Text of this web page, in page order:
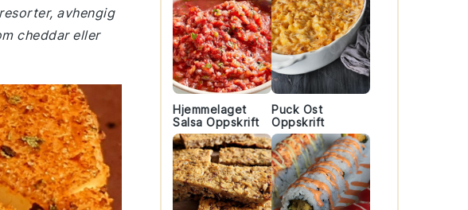
avhengig
cheddar eller
Hjemmelaget
Salsa Oppskrift
Puck Ost
Oppskrift